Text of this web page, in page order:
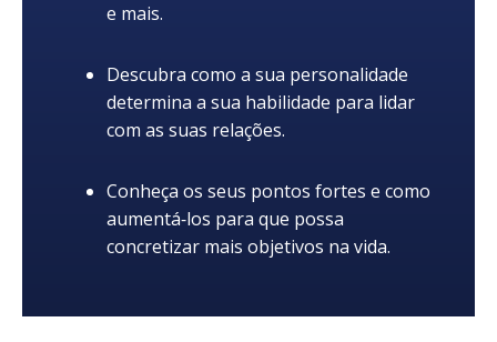
e mais.
Descubra como a sua personalidade
determina a sua habilidade para lidar
com as suas relações.
Conheça os seus pontos fortes e como
aumentá‑los para que possa
concretizar mais objetivos na vida.